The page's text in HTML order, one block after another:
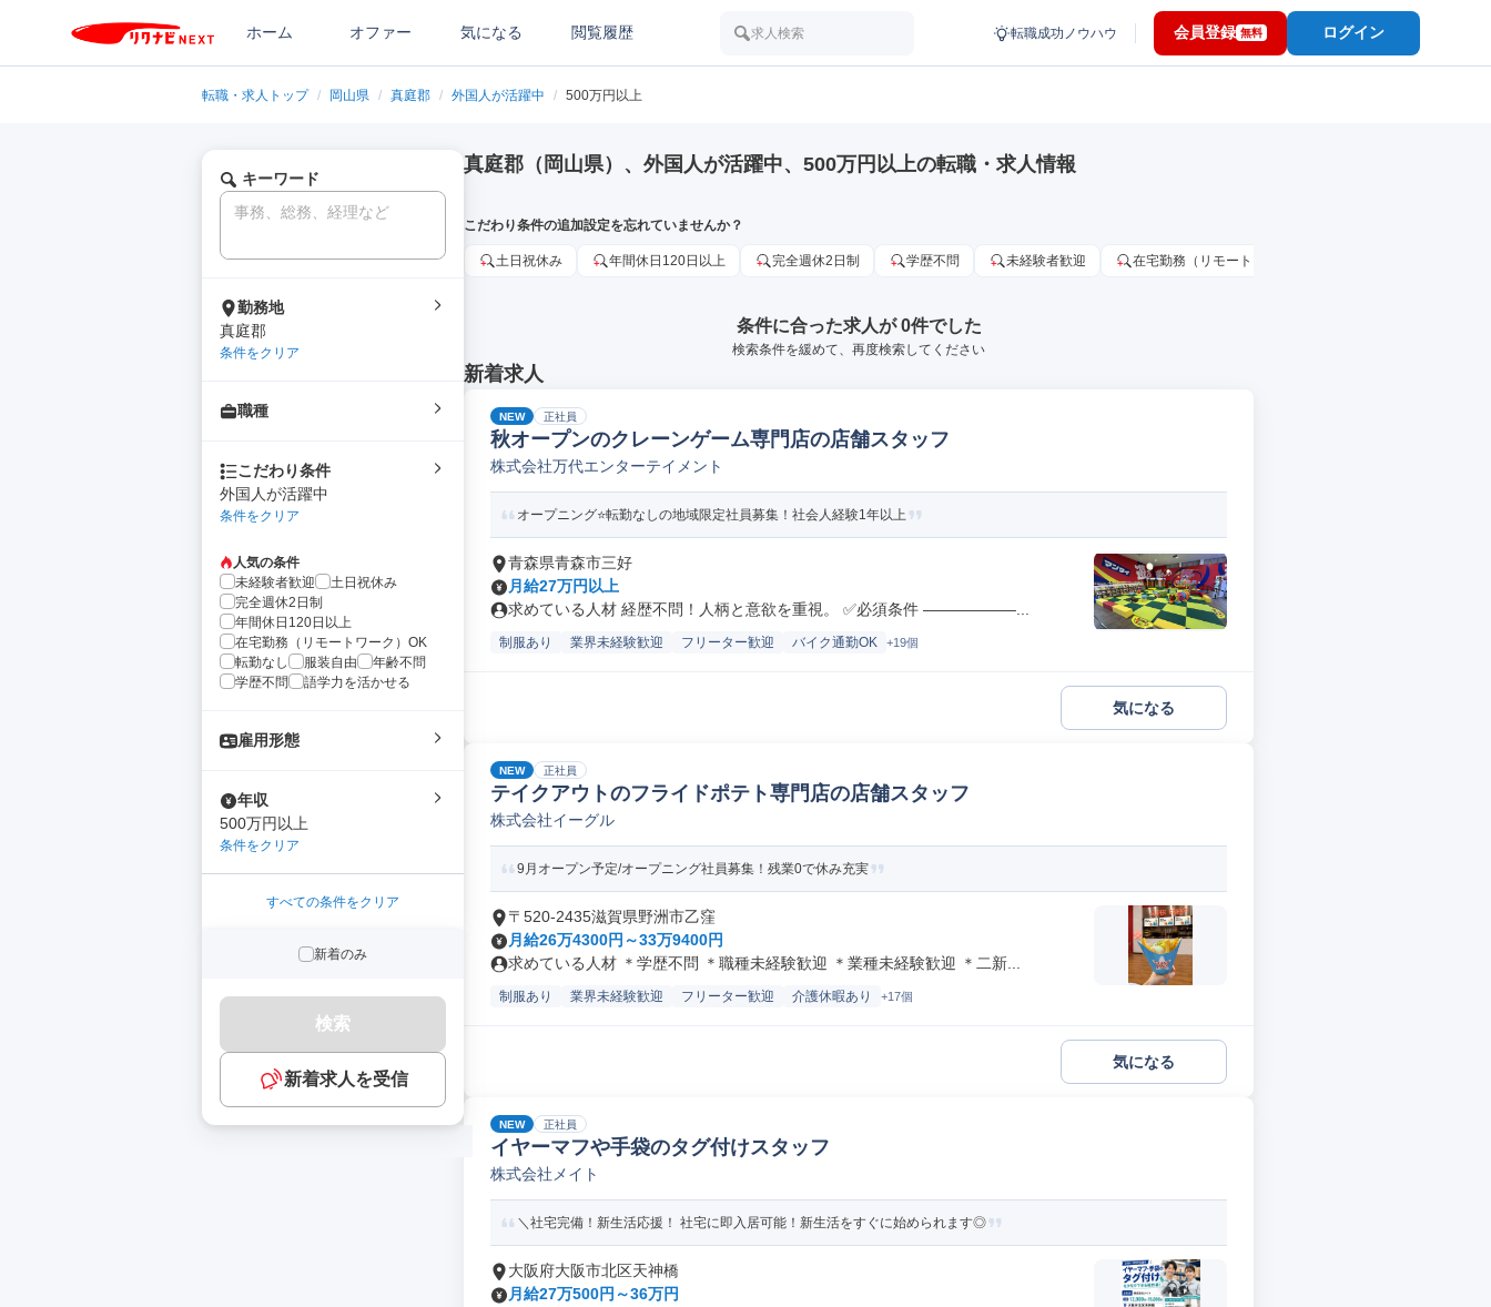
ホーム オファー 気になる 閲覧履歴 求人検索 転職成功ノウハウ 会員登録 無料 ログイン
転職・求人トップ / 岡山県 / 真庭郡 / 外国人が活躍中 / 500万円以上
キーワード
勤務地
真庭郡
条件をクリア
職種
こだわり条件
外国人が活躍中
条件をクリア
人気の条件
未経験者歓迎
土日祝休み
完全週休2日制
年間休日120日以上
在宅勤務（リモートワーク）OK
転勤なし
服装自由
年齢不問
学歴不問
語学力を活かせる
雇用形態
年収
500万円以上
条件をクリア
すべての条件をクリア
新着のみ
検索
新着求人を受信
真庭郡（岡山県）、外国人が活躍中、500万円以上の転職・求人情報
こだわり条件の追加設定を忘れていませんか？
土日祝休み 年間休日120日以上 完全週休2日制 学歴不問 未経験者歓迎 在宅勤務（リモートワーク）OK
条件に合った求人が 0件でした
検索条件を緩めて、再度検索してください
新着求人
NEW 正社員
秋オープンのクレーンゲーム専門店の店舗スタッフ
株式会社万代エンターテイメント
オープニング⭐転勤なしの地域限定社員募集！社会人経験1年以上
青森県青森市三好
月給27万円以上
求めている人材 経歴不問！人柄と意欲を重視。 ✅必須条件 ――――――...
制服あり 業界未経験歓迎 フリーター歓迎 バイク通勤OK +19個
気になる
NEW 正社員
テイクアウトのフライドポテト専門店の店舗スタッフ
株式会社イーグル
9月オープン予定/オープニング社員募集！残業0で休み充実
〒520-2435滋賀県野洲市乙窪
月給26万4300円～33万9400円
求めている人材 ＊学歴不問 ＊職種未経験歓迎 ＊業種未経験歓迎 ＊二新...
制服あり 業界未経験歓迎 フリーター歓迎 介護休暇あり +17個
気になる
NEW 正社員
イヤーマフや手袋のタグ付けスタッフ
株式会社メイト
＼社宅完備！新生活応援！ 社宅に即入居可能！新生活をすぐに始められます◎
大阪府大阪市北区天神橋
月給27万500円～36万円